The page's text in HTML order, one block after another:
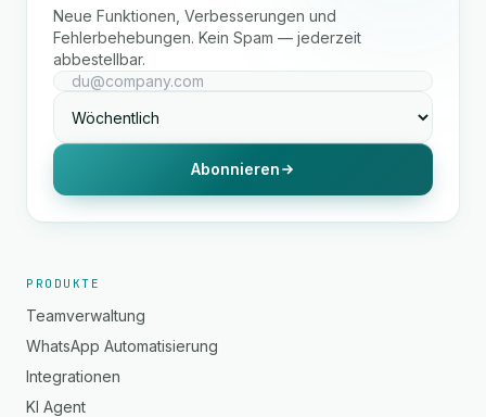
Neue Funktionen, Verbesserungen und
Fehlerbehebungen. Kein Spam — jederzeit
abbestellbar.
Abonnieren
PRODUKTE
Teamverwaltung
WhatsApp Automatisierung
Integrationen
KI Agent